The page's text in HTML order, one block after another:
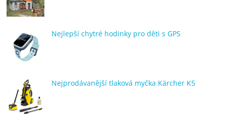
Nejlepší chytré hodinky pro děti s GPS
Nejprodávanější tlaková myčka Kärcher K5